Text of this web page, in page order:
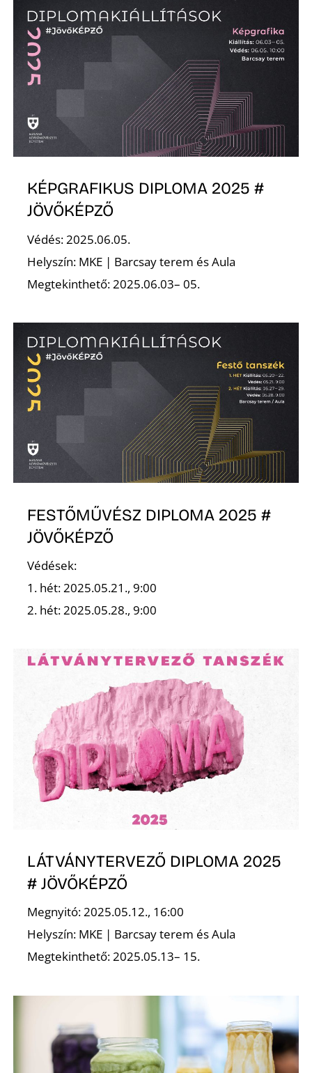
KÉPGRAFIKUS DIPLOMA 2025 #
JÖVŐKÉPZŐ
Védés: 2025.06.05.
Helyszín: MKE | Barcsay terem és Aula
Megtekinthető: 2025.06.03– 05.
FESTŐMŰVÉSZ DIPLOMA 2025 #
JÖVŐKÉPZŐ
Védések:
1. hét: 2025.05.21., 9:00
2. hét: 2025.05.28., 9:00
LÁTVÁNYTERVEZŐ DIPLOMA 2025
# JÖVŐKÉPZŐ
Megnyitó: 2025.05.12., 16:00
Helyszín: MKE | Barcsay terem és Aula
Megtekinthető: 2025.05.13– 15.